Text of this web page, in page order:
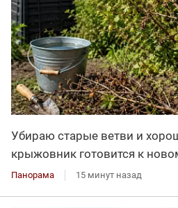
Убираю старые ветви и
крыжовник готовится к
Панорама 15 минут назад